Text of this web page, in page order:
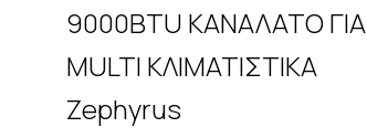
9000BTU ΚΑΝΑΛΑΤΟ ΓΙΑ
MULTI ΚΛΙΜΑΤΙΣΤΙΚΑ
Zephyrus